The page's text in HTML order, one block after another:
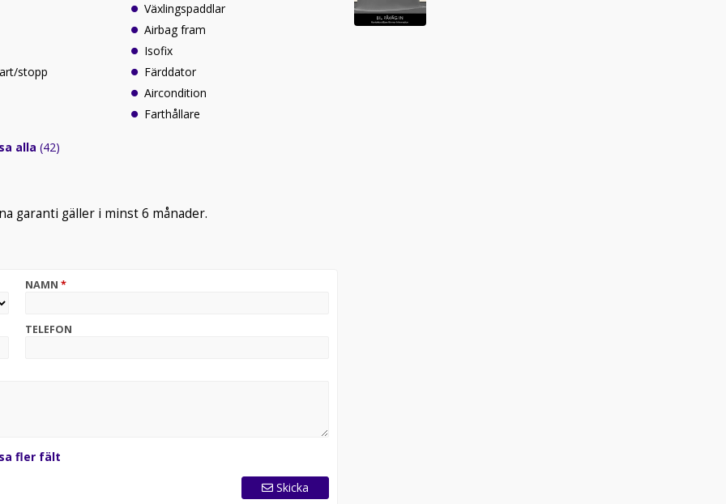
stopp
Växlingspaddlar
Airbag fram
Isofix
Färddator
Aircondition
Farthållare
alla(42)
garanti gäller i minst 6 månader.
NAMN *
TELEFON
fler fält
Skicka